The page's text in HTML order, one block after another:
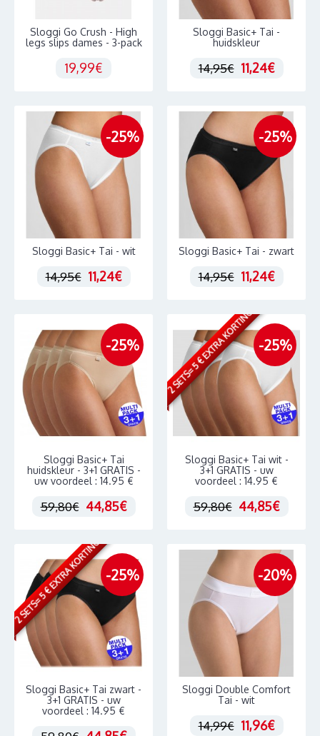
Sloggi Go Crush - High
legs slips dames - 3-pack
19,99€
Sloggi Basic+ Tai -
huidskleur
14,95€ 11,24€
-25%
Sloggi Basic+ Tai - wit
14,95€ 11,24€
-25%
Sloggi Basic+ Tai - zwart
14,95€ 11,24€
-25%
Sloggi Basic+ Tai
huidskleur - 3+1 GRATIS -
uw voordeel : 14.95 €
59,80€ 44,85€
2 SETS= 5 € EXTRA KORTING -25%
Sloggi Basic+ Tai wit -
3+1 GRATIS - uw
voordeel : 14.95 €
59,80€ 44,85€
2 SETS= 5 € EXTRA KORTING -25%
Sloggi Basic+ Tai zwart -
3+1 GRATIS - uw
voordeel : 14.95 €
-20%
Sloggi Double Comfort
Tai - wit
14,99€ 11,96€